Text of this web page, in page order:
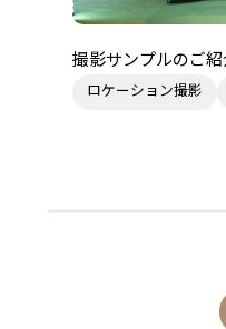
撮影サンプルのご紹
ロケーション撮影